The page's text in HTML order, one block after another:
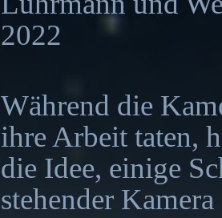
2022
Während die
ihre Arbeit taten,
die Idee, einige
stehender